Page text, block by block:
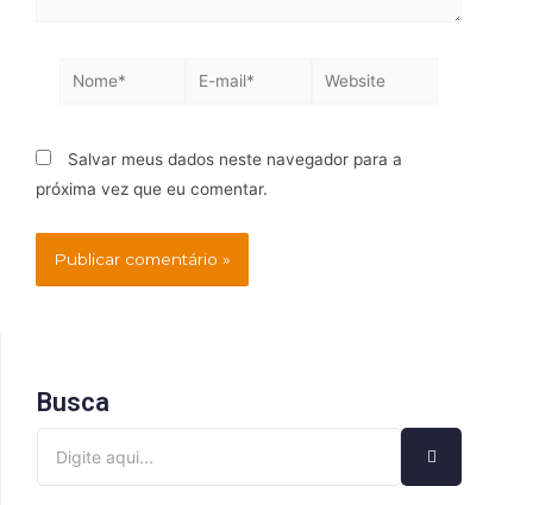
Salvar meus dados neste navegador para a
próxima vez que eu comentar.
Busca